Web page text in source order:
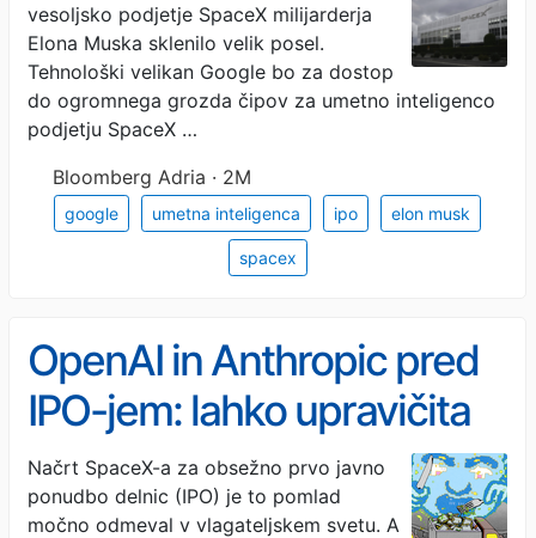
vesoljsko podjetje SpaceX milijarderja
Elona Muska sklenilo velik posel.
Tehnološki velikan Google bo za dostop
do ogromnega grozda čipov za umetno inteligenco
podjetju SpaceX …
Bloomberg Adria · 2M
google umetna inteligenca ipo elon musk
spacex
OpenAI in Anthropic pred
IPO-jem: lahko upravičita
pričakovanja?
Načrt SpaceX-a za obsežno prvo javno
ponudbo delnic (IPO) je to pomlad
močno odmeval v vlagateljskem svetu. A